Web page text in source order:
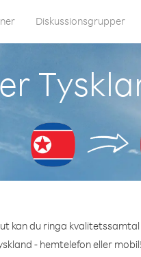
Diskussionsgrupper
kan du ringa
- hemtelefon eller